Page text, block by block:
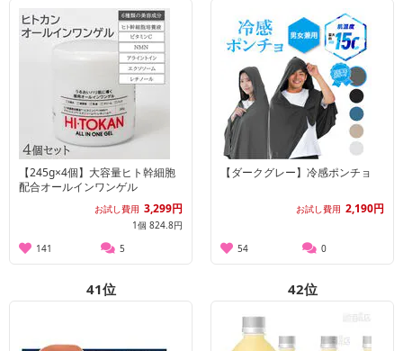
【245g×4個】大容量ヒト幹細胞
配合オールインワンゲル
お試し費用 3,299円
1個 824.8円
141
5
【ダークグレー】冷感ポンチョ
お試し費用 2,190円
54 0
41位 42位